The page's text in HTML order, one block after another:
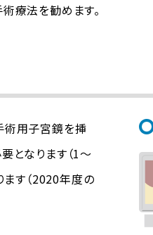
療法を勧めます。
術用子宮鏡を挿
となります（1～
す（2020年度の